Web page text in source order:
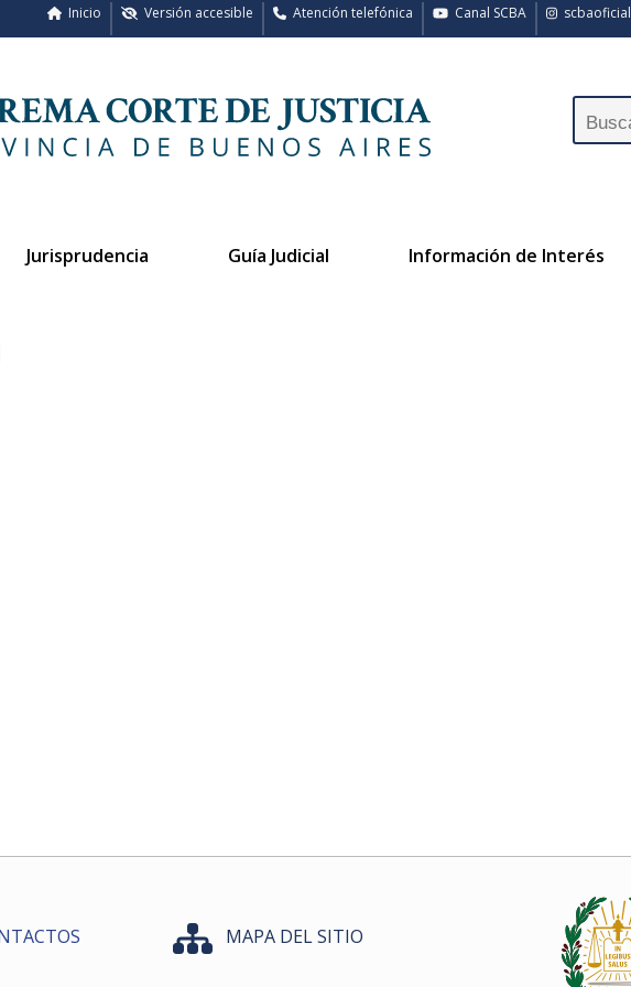
scbaoficial
Canal SCBA
Atención telefónica
Versión accesible
Inicio
Jurisprudencia Guía Judicial Información de Interés
MAPA DEL SITIO